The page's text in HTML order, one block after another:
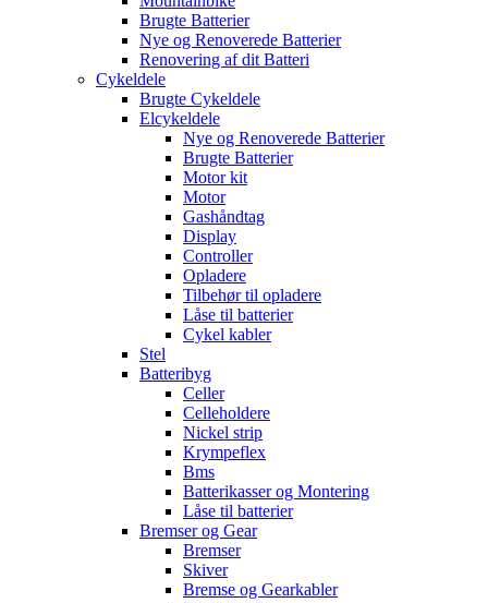
Brugte Batterier
Nye og Renoverede Batterier
Renovering af dit Batteri
Cykeldele
Brugte Cykeldele
Elcykeldele
Nye og Renoverede Batterier
Brugte Batterier
Motor kit
Motor
Gashåndtag
Display
Controller
Opladere
Tilbehør til opladere
Låse til batterier
Cykel kabler
Stel
Batteribyg
Celler
Celleholdere
Nickel strip
Krympeflex
Bms
Batterikasser og Montering
Låse til batterier
Bremser og Gear
Bremser
Skiver
Bremse og Gearkabler